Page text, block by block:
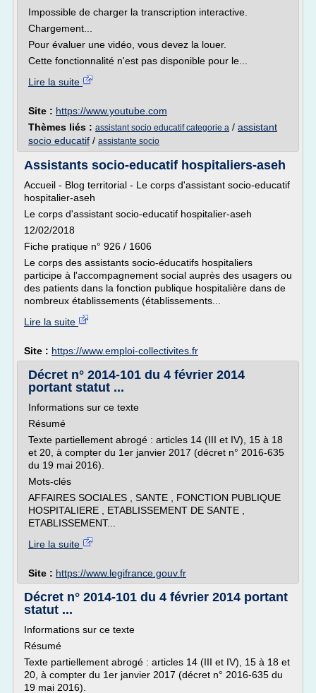
Impossible de charger la transcription interactive.
Chargement...
Pour évaluer une vidéo, vous devez la louer.
Cette fonctionnalité n'est pas disponible pour le...
Lire la suite
Site : https://www.youtube.com
Thèmes liés : assistant socio educatif categorie a / assistant
socio educatif / assistante socio
Assistants socio-educatif hospitaliers-aseh
Accueil - Blog territorial - Le corps d'assistant socio-educatif
hospitalier-aseh
Le corps d'assistant socio-educatif hospitalier-aseh
12/02/2018
Fiche pratique n° 926 / 1606
Le corps des assistants socio-éducatifs hospitaliers
participe à l'accompagnement social auprès des usagers ou
des patients dans la fonction publique hospitalière dans de
nombreux établissements (établissements...
Lire la suite
Site : https://www.emploi-collectivites.fr
Décret n° 2014-101 du 4 février 2014
portant statut ...
Informations sur ce texte
Résumé
Texte partiellement abrogé : articles 14 (III et IV), 15 à 18
et 20, à compter du 1er janvier 2017 (décret n° 2016-635
du 19 mai 2016).
Mots-clés
AFFAIRES SOCIALES , SANTE , FONCTION PUBLIQUE
HOSPITALIERE , ETABLISSEMENT DE SANTE ,
ETABLISSEMENT...
Lire la suite
Site : https://www.legifrance.gouv.fr
Décret n° 2014-101 du 4 février 2014 portant
statut ...
Informations sur ce texte
Résumé
Texte partiellement abrogé : articles 14 (III et IV), 15 à 18 et
20, à compter du 1er janvier 2017 (décret n° 2016-635 du
19 mai 2016).